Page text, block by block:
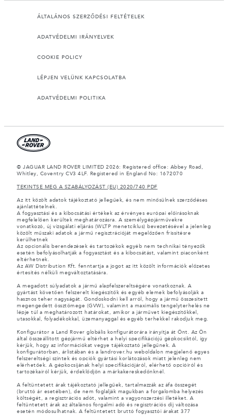
ÁLTALÁNOS SZERZŐDÉSI FELTÉTELEK
ADATVÉDELMI IRÁNYELVEK
COOKIE POLICY
LÉPJEN VELÜNK KAPCSOLATBA
ADATVÉDELMI POLITIKA
© JAGUAR LAND ROVER LIMITED 2026: Registered office: Abbey Road,
Whitley, Coventry CV3 4LF. Registered in England No: 1672070
TEKINTSE MEG A SZABÁLYOZÁST (EU) 2020/740 PDF
Az itt közölt adatok tájékoztató jellegűek, és nem minősülnek szerződéses
ajánlattételnek.
A fogyasztási és a kibocsátási értékek az érvényes európai előírásoknak
megfelelően kerültek meghatározásra. A személygépjárművekre
vonatkozó, új vizsgálati eljárás (WLTP menetciklus) bevezetésével a jelenleg
közölt műszaki adatok a jármű regisztrációját megelőzően frissítésre
kerülhetnek
Az opcionális berendezések és tartozékok egyéb nem technikai tényezők
esetén befolyásolhatják a fogyasztást és a kibocsátást, valamint piaconként
eltérhetnek.
Az AW Distribution Kft. fenntartja a jogot az itt közölt információk előzetes
értesítés nélküli megváltoztatására.
A megadott súlyadatok a jármű alapfelszereltségére vonatkoznak. A
gyártást követően felszerelt kiegészítők és egyéb elemek befolyásolják a
hasznos teher nagyságát. Gondoskodni kell arról, hogy a jármű összesített
megengedett össztömege (GVW), valamint a maximális tengelyterhelés ne
lépje túl a meghatározott határokat, amikor a járművet kiegészítőkkel,
utasokkal, folyadékokkal, üzemanyaggal és egyéb terhekkel rakodjuk meg.
Konfigurátor a Land Rover globális konfigurátorára irányítja át Önt. Az Ön
által összeállított gépjármű eltérhet a helyi specifikációjú gépkocsiktól, így
kérjük, hogy az információkat vegye tájékoztató jellegűnek. A
konfigurátorban, árlistában és a landrover.hu weboldalon megjelenő egyes
felszereltségi szintek és opciók gyártási korlátozások miatt jelenleg nem
elérhetőek. A gépkocsijának helyi specifikációjáról, elérhető opcióiról és
tartozékairól kérjük, érdeklődjön a márkakereskedőnknél.
A feltüntetett árak tájékoztató jellegűek, tartalmazzák az áfa összegét
(bruttó ár esetében), de nem foglalják magukban a forgalomba helyezés
költségét, a regisztrációs adót, valamint a vagyonszerzési illetéket. A
feltüntetett árak az általános forgalmi adó és regisztrációs díj változása
esetén módosulhatnak. A feltüntetett bruttó fogyasztói árakat 377